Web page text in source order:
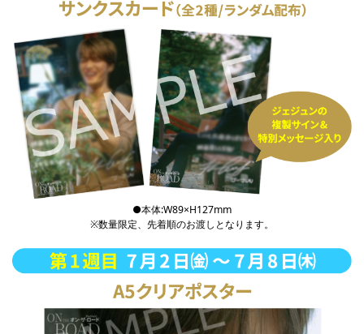
●本体:W89×H127mm
※数量限定、先着順のお渡しとなります。